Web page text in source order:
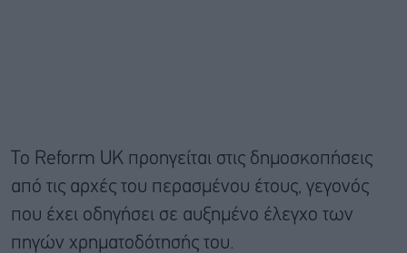
Το Reform UK προηγείται στις δημοσκοπήσεις
από τις αρχές του περασμένου έτους, γεγονός
που έχει οδηγήσει σε αυξημένο έλεγχο των
πηγών χρηματοδότησής του.